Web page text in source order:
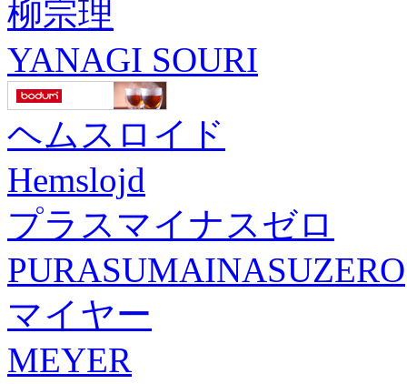
柳宗理
YANAGI SOURI
ヘムスロイド
Hemslojd
プラスマイナスゼロ
PURASUMAINASUZERO
マイヤー
MEYER